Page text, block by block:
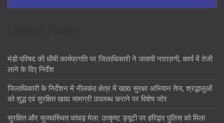
मंडी परिषद की धीमी कार्यप्रगति पर जिलाधिकारी ने जतायी नाराज़गी, कार्य में तेजी
लाने के दिए निर्देश
जिलाधिकारी के निर्देशन में नीलकंठ क्षेत्र में खाद्य सुरक्षा अभियान तेज, श्रद्धालुओं
को शुद्ध एवं सुरक्षित खाद्य सामग्री उपलब्ध कराने पर विशेष जोर
सुरक्षित और सुव्यवस्थित कांवड़ मेला: उत्कृष्ट ड्यूटी पर हरिद्वार पुलिस को मिला